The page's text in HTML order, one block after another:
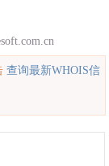
查询最新WHOIS信